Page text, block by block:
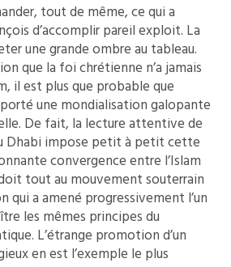
tout de même, ce qui a
d’accomplir pareil exploit. La
une grande ombre au tableau.
que la foi chrétienne n’a jamais
il est plus que probable que
une mondialisation galopante
De fait, la lecture attentive de
Dhabi impose petit à petit cette
convergence entre l’Islam
tout au mouvement souterrain
qui a amené progressivement l’un
les mêmes principes du
L’étrange promotion d’un
en est l’exemple le plus